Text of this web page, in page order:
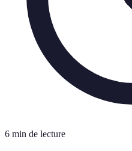
6 min de lecture